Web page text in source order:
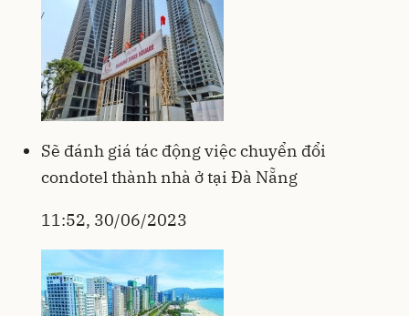
Sẽ đánh giá tác động việc chuyển đổi
condotel thành nhà ở tại Đà Nẵng
11:52, 30/06/2023